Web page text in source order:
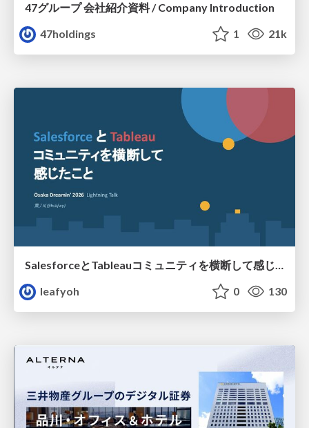
47グループ 会社紹介資料 / Company Introduction
47holdings
1 21k
leafyoh
0 130